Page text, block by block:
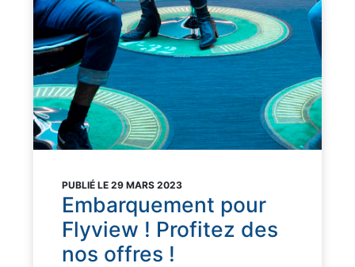
PUBLIÉ LE 29 MARS 2023
Embarquement pour
Flyview ! Profitez des
nos offres !